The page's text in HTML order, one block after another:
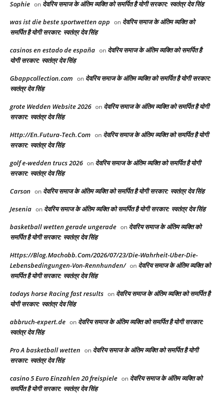
Sophie on देवरिय समाज के अंतिम व्यक्ति को समर्पित है योगी सरकार: स्वतंत्र देव सिंह
was ist die beste sportwetten app on देवरिय समाज के अंतिम व्यक्ति को
समर्पित है योगी सरकार: स्वतंत्र देव सिंह
casinos en estado de españa on देवरिय समाज के अंतिम व्यक्ति को समर्पित है
योगी सरकार: स्वतंत्र देव सिंह
Gbappcollection.com on देवरिय समाज के अंतिम व्यक्ति को समर्पित है योगी सरकार:
स्वतंत्र देव सिंह
grote Wedden Website 2026 on देवरिय समाज के अंतिम व्यक्ति को समर्पित है योगी
सरकार: स्वतंत्र देव सिंह
Http://En.Futura-Tech.Com on देवरिय समाज के अंतिम व्यक्ति को समर्पित है योगी
सरकार: स्वतंत्र देव सिंह
golf e-wedden trucs 2026 on देवरिय समाज के अंतिम व्यक्ति को समर्पित है योगी
सरकार: स्वतंत्र देव सिंह
Carson on देवरिय समाज के अंतिम व्यक्ति को समर्पित है योगी सरकार: स्वतंत्र देव सिंह
Jesenia on देवरिय समाज के अंतिम व्यक्ति को समर्पित है योगी सरकार: स्वतंत्र देव सिंह
basketball wetten gerade ungerade on देवरिय समाज के अंतिम व्यक्ति को
समर्पित है योगी सरकार: स्वतंत्र देव सिंह
Https://Blog.Machobb.Com/2026/07/23/Die-Wahrheit-Uber-Die-
Lebensbedingungen-Von-Rennhunden/ on देवरिय समाज के अंतिम व्यक्ति को
समर्पित है योगी सरकार: स्वतंत्र देव सिंह
todays horse Racing fast results​ on देवरिय समाज के अंतिम व्यक्ति को समर्पित है
योगी सरकार: स्वतंत्र देव सिंह
abbruch-expert.de on देवरिय समाज के अंतिम व्यक्ति को समर्पित है योगी सरकार:
स्वतंत्र देव सिंह
Pro A basketball wetten on देवरिय समाज के अंतिम व्यक्ति को समर्पित है योगी
सरकार: स्वतंत्र देव सिंह
casino 5 Euro Einzahlen 20 freispiele on देवरिय समाज के अंतिम व्यक्ति को
समर्पित है योगी सरकार: स्वतंत्र देव सिंह